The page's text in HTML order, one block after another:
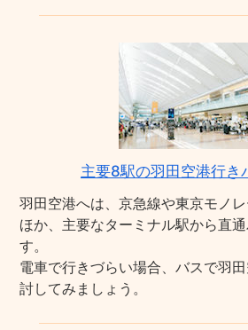
主要8駅の羽田空港行き
羽田空港へは、京急線や東京モノ
ほか、主要なターミナル駅から直
す。
電車で行きづらい場合、バスで羽
討してみましょう。